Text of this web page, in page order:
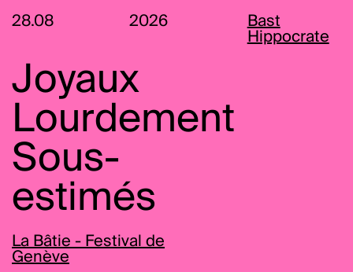
28.08 2026
Bast
Hippocrate
Joyaux
Lourdement
Sous-
estimés
La Bâtie - Festival de
Genève